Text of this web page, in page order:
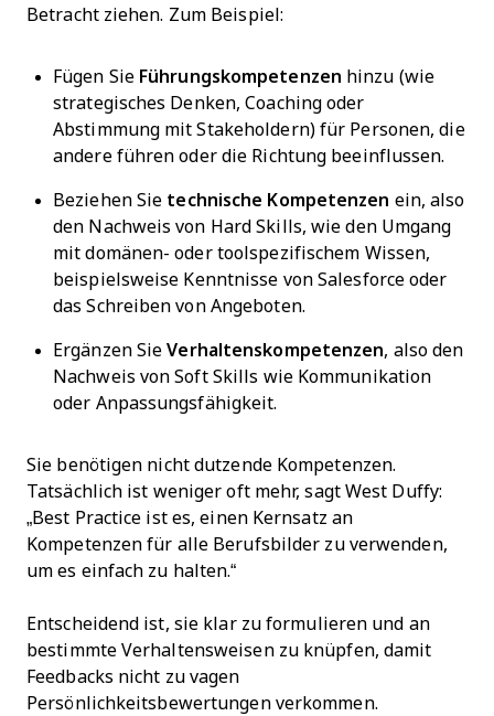
Betracht ziehen. Zum Beispiel:
Fügen Sie Führungskompetenzen hinzu (wie
strategisches Denken, Coaching oder
Abstimmung mit Stakeholdern) für Personen, die
andere führen oder die Richtung beeinflussen.
Beziehen Sie technische Kompetenzen ein, also
den Nachweis von Hard Skills, wie den Umgang
mit domänen- oder toolspezifischem Wissen,
beispielsweise Kenntnisse von Salesforce oder
das Schreiben von Angeboten.
Ergänzen SieVerhaltenskompetenzen, also den
Nachweis von Soft Skills wie Kommunikation
oder Anpassungsfähigkeit.
Sie benötigen nicht dutzende Kompetenzen.
Tatsächlich ist weniger oft mehr, sagt West Duffy:
„Best Practice ist es, einen Kernsatz an
Kompetenzen für alle Berufsbilder zu verwenden,
um es einfach zu halten.“
Entscheidend ist, sie klar zu formulieren und an
bestimmte Verhaltensweisen zu knüpfen, damit
Feedbacks nicht zu vagen
Persönlichkeitsbewertungen verkommen.